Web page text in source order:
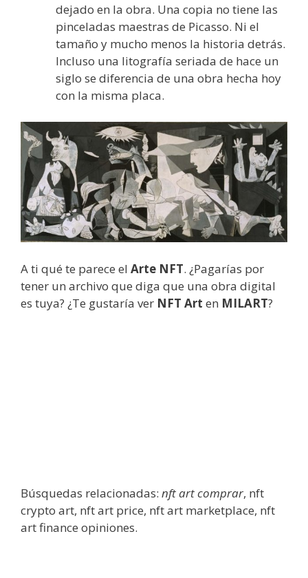
dejado en la obra. Una copia no tiene las
pinceladas maestras de Picasso. Ni el
tamaño y mucho menos la historia detrás.
Incluso una litografía seriada de hace un
siglo se diferencia de una obra hecha hoy
con la misma placa.
A ti qué te parece el Arte NFT. ¿Pagarías por
tener un archivo que diga que una obra digital
es tuya? ¿Te gustaría ver NFT Art en MILART?
Búsquedas relacionadas: nft art comprar, nft
crypto art, nft art price, nft art marketplace, nft
art finance opiniones.